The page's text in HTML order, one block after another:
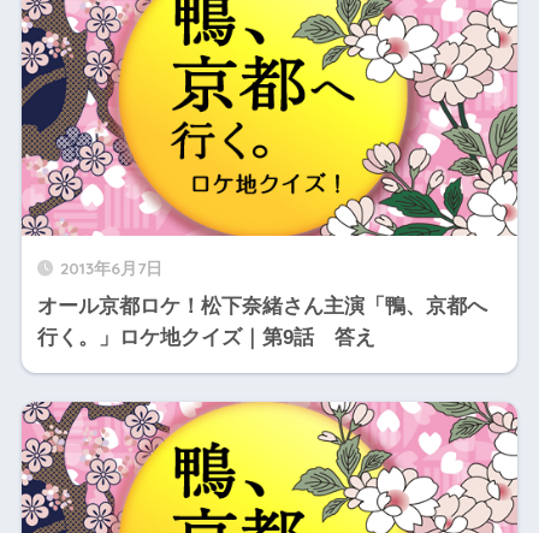
2013年6月7日
オール京都ロケ！松下奈緒さん主演「鴨、京都へ
行く。」ロケ地クイズ｜第9話 答え